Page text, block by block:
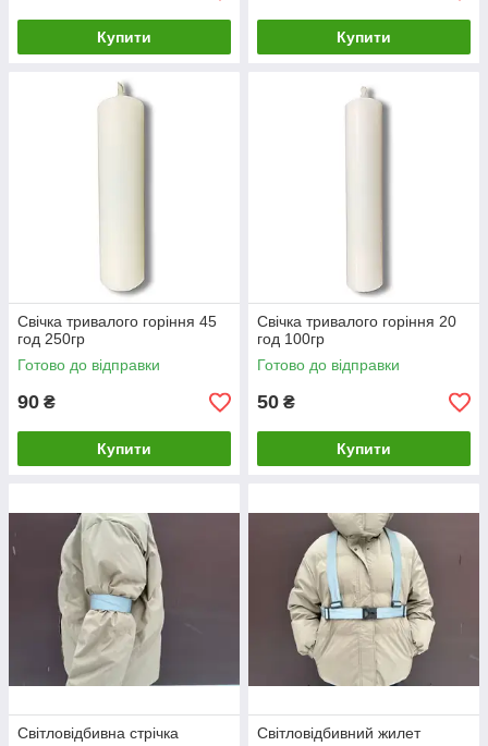
Купити Купити
Свічка тривалого горіння 45
год 250гр
Готово до відправки
90 ₴
Купити
Свічка тривалого горіння 20
год 100гр
Готово до відправки
50 ₴
Купити
Світловідбивна стрічка
Світловідбивний жилет